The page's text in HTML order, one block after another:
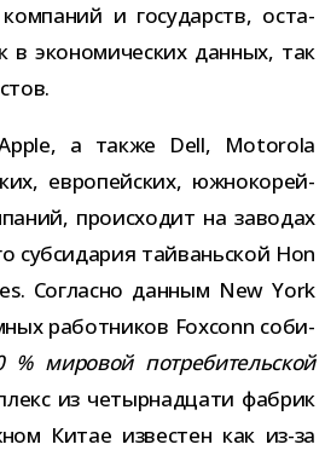
и госу­дарств, оста­
в эко­но­ми­че­ских дан­ных, так
а также Dell, Motorola
евро­пей­ских, южно­ко­рей­
про­ис­хо­дит на заво­дах
суб­си­да­рия тай­вань­ской Hon
Согласно дан­ным New York
работ­ни­ков Foxconn соби­
% миро­вой потре­би­тель­ской
из четыр­на­дцати фаб­рик
Китае изве­стен как из-​за